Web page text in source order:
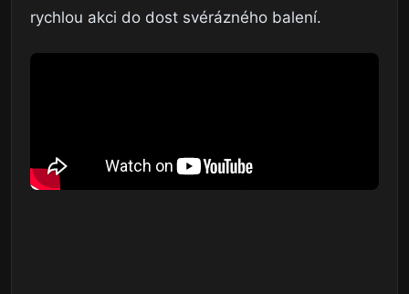
rychlou akci do dost svérázného balení.